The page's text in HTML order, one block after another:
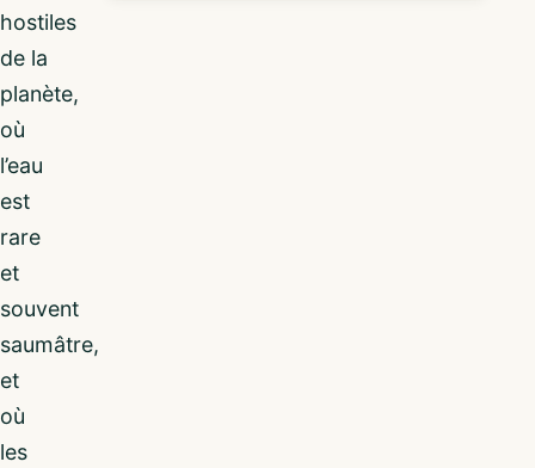
hostiles
de la
planète,
où
l’eau
est
rare
et
souvent
saumâtre,
et
où
les